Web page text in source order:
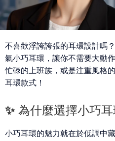
不喜歡浮誇誇張的耳環設計嗎
氣小巧耳環，讓你不需要大動
忙碌的上班族，或是注重風格
耳環款式！
✨ 為什麼選擇小巧耳
小巧耳環的魅力就在於低調中